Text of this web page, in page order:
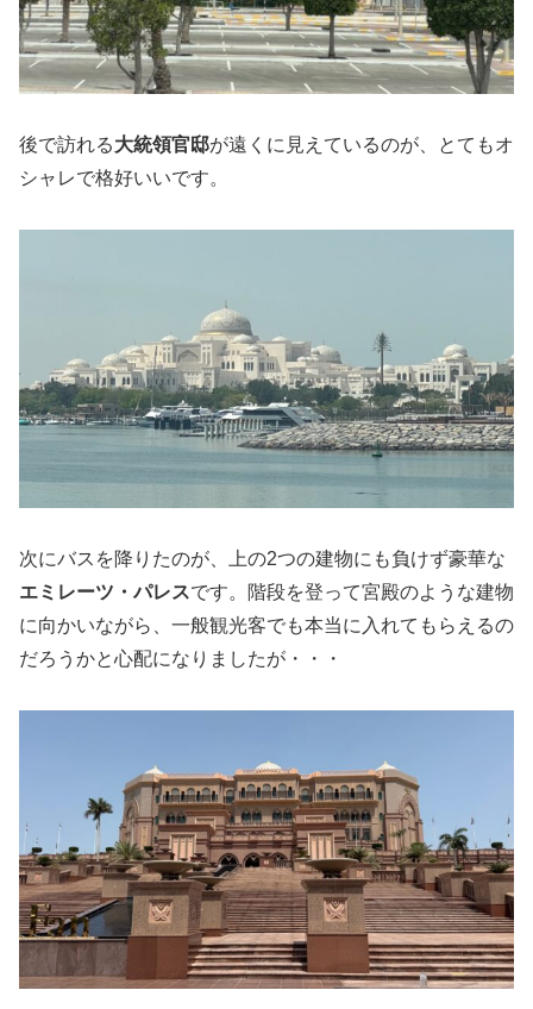
後で訪れる大統領官邸が遠くに見えているのが、とてもオ
シャレで格好いいです。
次にバスを降りたのが、上の2つの建物にも負けず豪華な
エミレーツ・パレスです。階段を登って宮殿のような建物
に向かいながら、一般観光客でも本当に入れてもらえるの
だろうかと心配になりましたが・・・